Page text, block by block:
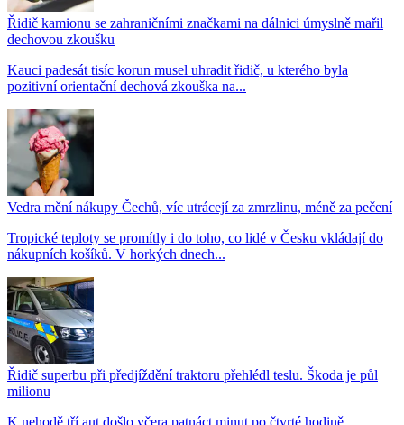
Řidič kamionu se zahraničními značkami na dálnici úmyslně mařil
dechovou zkoušku
Kauci padesát tisíc korun musel uhradit řidič, u kterého byla
pozitivní orientační dechová zkouška na...
Vedra mění nákupy Čechů, víc utrácejí za zmrzlinu, méně za pečení
Tropické teploty se promítly i do toho, co lidé v Česku vkládají do
nákupních košíků. V horkých dnech...
Řidič superbu při předjíždění traktoru přehlédl teslu. Škoda je půl
milionu
K nehodě tří aut došlo včera patnáct minut po čtvrté hodině